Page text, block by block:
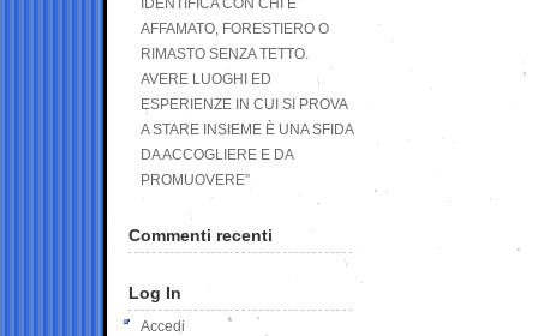
IDENTIFICA CON CHI È
AFFAMATO, FORESTIERO O
RIMASTO SENZA TETTO.
AVERE LUOGHI ED
ESPERIENZE IN CUI SI PROVA
A STARE INSIEME È UNA SFIDA
DA ACCOGLIERE E DA
PROMUOVERE”
Commenti recenti
Log In
Accedi